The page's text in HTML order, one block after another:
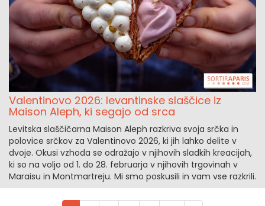
Valentinovo 2026: levantinske slaščice iz
Maison Aleph, ki segajo od srca
Levitska slaščičarna Maison Aleph razkriva svoja srčka in
polovice srčkov za Valentinovo 2026, ki jih lahko delite v
dvoje. Okusi vzhoda se odražajo v njihovih sladkih kreacijah,
ki so na voljo od 1. do 28. februarja v njihovih trgovinah v
Maraisu in Montmartreju. Mi smo poskusili in vam vse razkrili.